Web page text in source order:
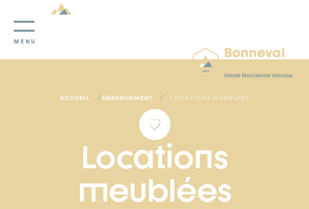
Panneau de gestion des cookies
MENU
ACCUEIL / HÉBERGEMENT / LOCATIONS MEUBLÉES
Locations
meublées